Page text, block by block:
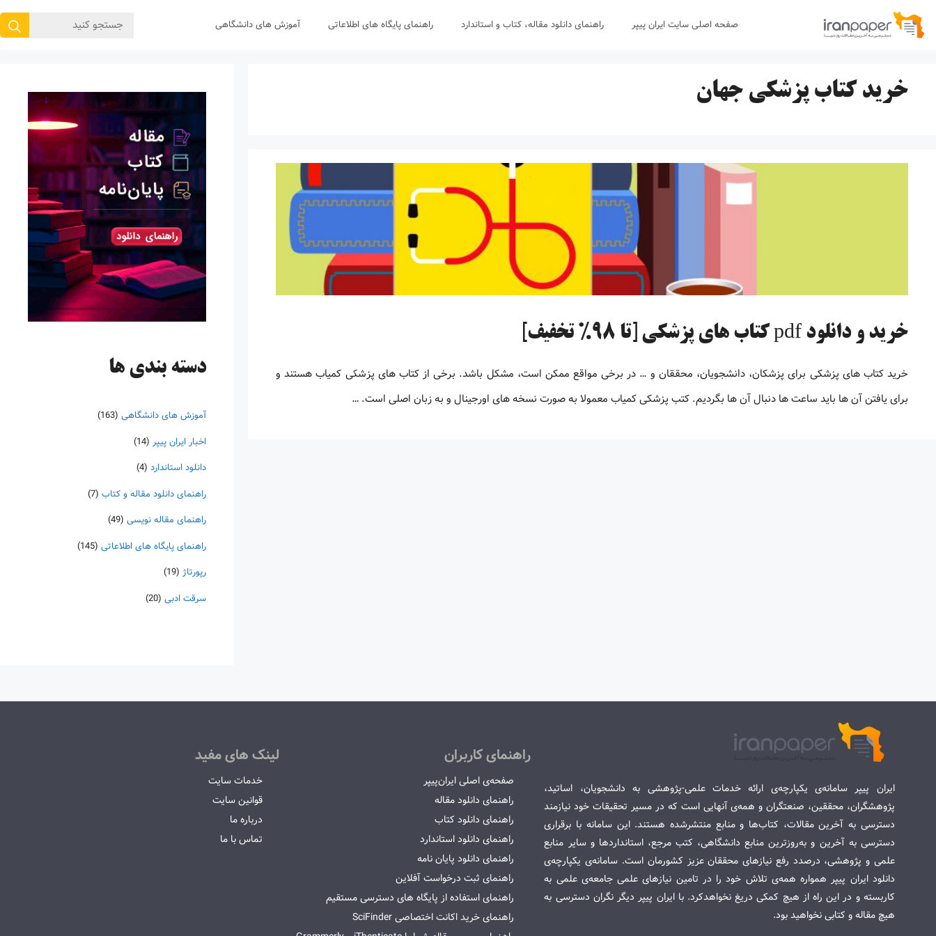
پرش
صفحه اصلی سایت ایران پیپر راهنمای دانلود مقاله، کتاب و استاندارد راهنمای پایگاه های اطلاعاتی آموزش های دانشگاهی
جستجوی
خرید کتاب پزشکی جهان
خرید و دانلود pdf کتاب های پزشکی [تا 98% تخفیف]
خرید کتاب های پزشکی برای پزشکان، دانشجویان، محققان و … در برخی مواقع ممکن است، مشکل باشد. برخی از کتاب های پزشکی کمیاب هستند و
برای یافتن آن ها باید ساعت ها دنبال آن ها بگردیم. کتب پزشکی کمیاب معمولا به صورت نسخه های اورجینال و به زبان اصلی است. …
دسته‌ بندی ها
آموزش های دانشگاهی (163)
اخبار ایران پیپر (14)
دانلود استاندارد (4)
راهنمای دانلود مقاله و کتاب (7)
راهنمای مقاله نویسی (49)
راهنمای پایگاه های اطلاعاتی (145)
رپورتاژ (19)
سرقت ادبی (20)
ایران پیپر سامانه‌ی یکپارچه‌ی ارائه خدمات علمی-پژوهشی به دانشجویان، اساتید،
پژوهشگران، محققین، صنعتگران و همه‌ی آنهایی است که در مسیر تحقیقات خود نیازمند
دسترسی به آخرین مقالات، کتاب‌ها و منابع منتشرشده هستند. این سامانه با برقراری
دسترسی به آخرین و به‌روزترین منابع دانشگاهی، کتب مرجع، استانداردها و سایر منابع
علمی و پژوهشی، درصدد رفع نیازهای محققان عزیز کشورمان است. سامانه‌ی یکپارچه‌ی
دانلود ایران پیپر همواره همه‌ی تلاش خود را در تامین نیازهای علمی جامعه‌ی علمی به
کاربسته و در این راه از هیچ کمکی دریغ نخواهدکرد. با ایران پیپر دیگر نگران دسترسی به
هیچ مقاله و کتابی نخواهید بود.
راهنمای کاربران
صفحه‌ی اصلی ایران‌پیپر
راهنمای دانلود مقاله
راهنمای دانلود کتاب
راهنمای دانلود استاندارد
راهنمای دانلود پایان نامه
راهنمای ثبت درخواست آفلاین
راهنمای استفاده از پایگاه های دسترسی مستقیم
راهنمای خرید اکانت اختصاصی SciFinder
لینک های مفید
خدمات سایت
قوانین سایت
درباره ما
تماس با ما